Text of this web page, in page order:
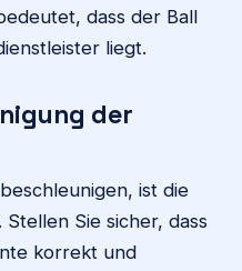
dass der Ball
liegt.
der
ist die
Sie sicher, dass
korrekt und